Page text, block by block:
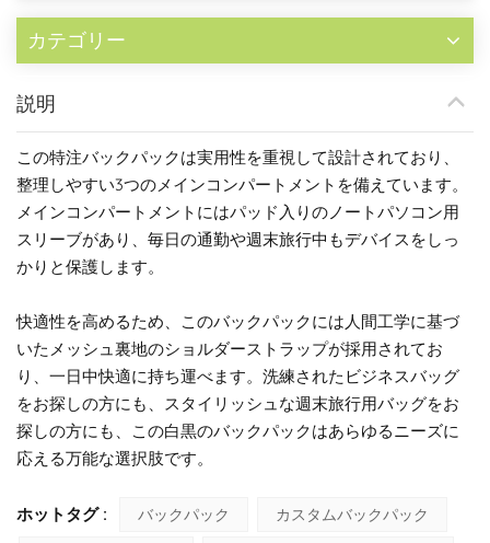
カテゴリー
説明
この特注バックパックは実用性を重視して設計されており、
整理しやすい3つのメインコンパートメントを備えています。
メインコンパートメントにはパッド入りのノートパソコン用
スリーブがあり、毎日の通勤や週末旅行中もデバイスをしっ
かりと保護します。
快適性を高めるため、このバックパックには人間工学に基づ
いたメッシュ裏地のショルダーストラップが採用されてお
り、一日中快適に持ち運べます。洗練されたビジネスバッグ
をお探しの方にも、スタイリッシュな週末旅行用バッグをお
探しの方にも、この白黒のバックパックはあらゆるニーズに
応える万能な選択肢です。
ホットタグ : バックパック
カスタムバックパック